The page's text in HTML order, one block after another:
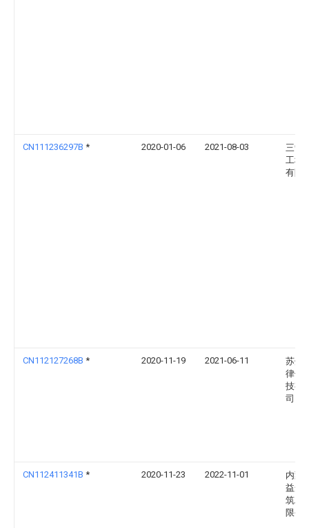
CN111236297B * 2020-01-06 2021-08-03
三箭
工程
有限
CN112127268B * 2020-11-19 2021-06-11
苏州
律信
技有
司
CN112411341B * 2020-11-23 2022-11-01
内蒙
益众
筑工
限公